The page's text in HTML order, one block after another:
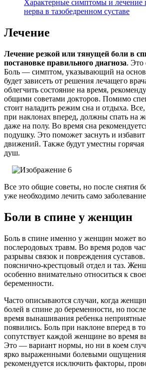
Характерные симптомы и лечение
нерва в тазобедренном суставе
Лечение
Лечение резкой или тянущей боли в
постановке правильного диагноза. Это
Боль — симптом, указывающий на
будет зависеть от решения лечащего
облегчить состояние на время,
общими советами докторов. Помимо
стоит наладить режим сна и отдыха.
при наклонах вперед, должны спать на
даже на полу. Во время сна
подушку. Это поможет заснуть и
движений. Также будут уместны
душ.
Все это общие советы, но после снятия
уже необходимо лечить само
Боли в спине у женщин
Боль в спине именно у женщин может
послеродовых травм. Во время родов
разрывы связок и повреждения
пояснично-крестцовый отдел и таз.
особенно внимательно относиться к
беременности.
Часто описываются случаи, когда
болей в спине до беременности, но
время вынашивания ребенка
появились. Боль при наклоне вперед в
сопутствует каждой женщине во время
Это — вариант нормы, но ни в коем
ярко выраженными болевыми
рекомендуется исключить факторы,